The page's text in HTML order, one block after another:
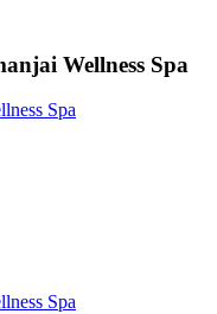
Wellness Spa
Spa
Spa